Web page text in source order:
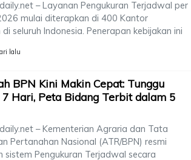
– Layanan Pengukuran Terjadwal per
mulai diterapkan di 400 Kantor
seluruh Indonesia. Penerapan kebijakan ini
lalu
BPN Kini Makin Cepat: Tunggu
Hari, Peta Bidang Terbit dalam 5
– Kementerian Agraria dan Tata
Pertanahan Nasional (ATR/BPN) resmi
sistem Pengukuran Terjadwal secara